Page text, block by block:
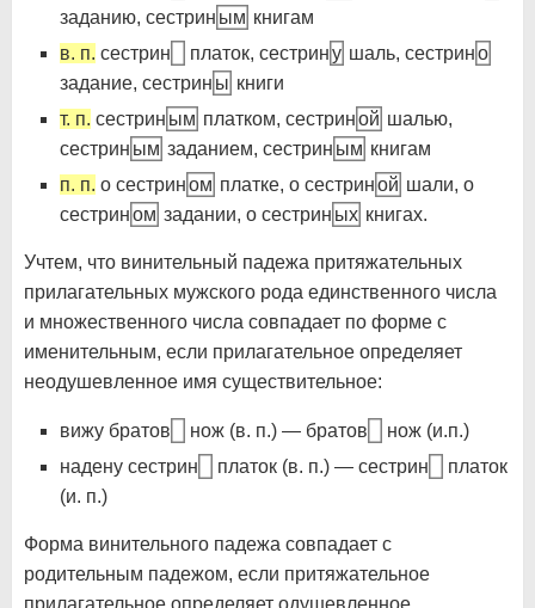
заданию, сестрин ым книгам
в. п. сестрин платок, сестрину шаль, сестрино
задание, сестрин ы книги
т. п. сестрин ым платком, сестриной шалью,
сестрин ым заданием, сестрин ым книгам
п. п. о сестрином платке, о сестриной шали, о
сестрином задании, о сестрин ых книгах.
Учтем, что винительный падежа притяжательных
прилагательных мужского рода единственного числа
и множественного числа совпадает по форме с
именительным, если прилагательное определяет
неодушевленное имя существительное:
вижу братов нож (в. п.) — братов
нож (и.п.)
надену сестрин
платок (в. п.) — сестрин
платок
(и. п.)
Форма винительного падежа совпадает с
родительным падежом, если притяжательное